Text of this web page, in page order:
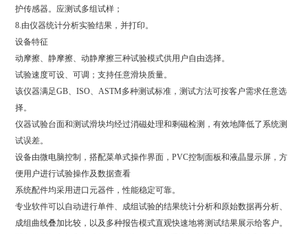
护传感器。应测试多组试样；
8.由仪器统计分析实验结果，并打印。
设备特征
动摩擦、静摩擦、动静摩擦三种试验模式供用户自由选择。
试验速度可设、可调；支持任意滑块质量。
该仪器满足GB、ISO、ASTM多种测试标准，测试方法可按客户需求任意选
择。
仪器试验台面和测试滑块均经过消磁处理和剩磁检测，有效地降低了系统测
试误差。
设备由微电脑控制，搭配菜单式操作界面，PVC控制面板和液晶显示屏，方
便用户进行试验操作及数据查看
系统配件均采用进口元器件，性能稳定可靠。
专业软件可以自动进行单件、成组试验的结果统计分析和原始数据再分析、
成组曲线叠加比较，以及多种报告模式直观快速地将测试结果展示给客户。